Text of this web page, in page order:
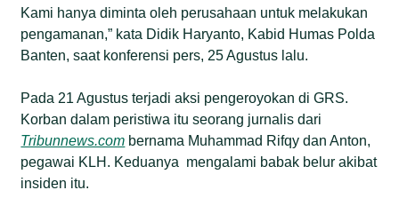
Kami hanya diminta oleh perusahaan untuk melakukan
pengamanan,” kata Didik Haryanto, Kabid Humas Polda
Banten, saat konferensi pers, 25 Agustus lalu.
Pada 21 Agustus terjadi aksi pengeroyokan di GRS.
Korban dalam peristiwa itu seorang jurnalis dari
Tribunnews.com bernama Muhammad Rifqy dan Anton,
pegawai KLH. Keduanya mengalami babak belur akibat
insiden itu.